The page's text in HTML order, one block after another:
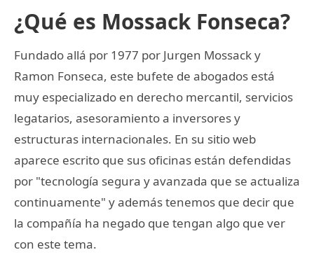
¿Qué es Mossack Fonseca?
Fundado allá por 1977 por Jurgen Mossack y
Ramon Fonseca, este bufete de abogados está
muy especializado en derecho mercantil, servicios
legatarios, asesoramiento a inversores y
estructuras internacionales. En su sitio web
aparece escrito que sus oficinas están defendidas
por "tecnología segura y avanzada que se actualiza
continuamente" y además tenemos que decir que
la compañía ha negado que tengan algo que ver
con este tema.